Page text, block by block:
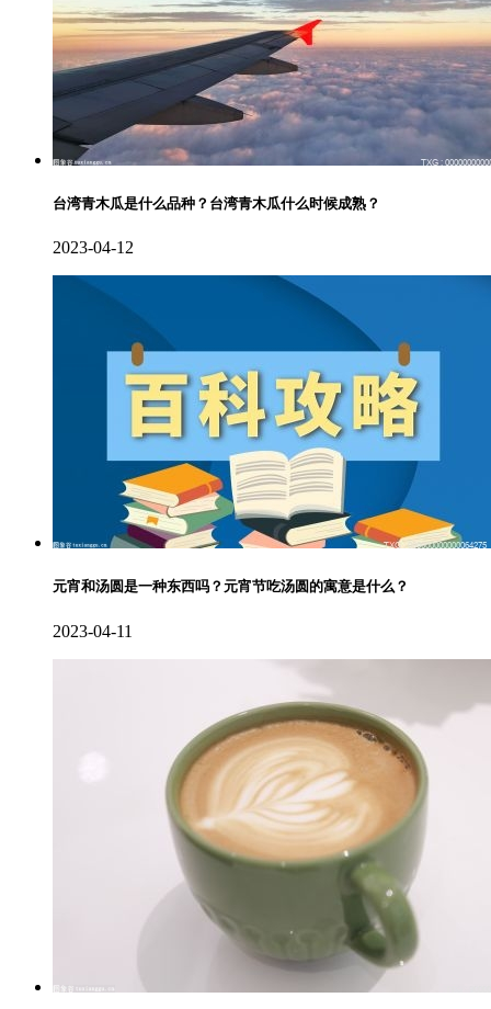
台湾青木瓜是什么品种？台湾青木瓜什么时候成熟？
2023-04-12
元宵和汤圆是一种东西吗？元宵节吃汤圆的寓意是什么？
2023-04-11